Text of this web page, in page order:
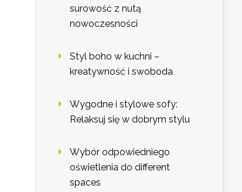
surowość z nutą
nowoczesności
Styl boho w kuchni –
kreatywność i swoboda
Wygodne i stylowe sofy:
Relaksuj się w dobrym stylu
Wybór odpowiedniego
oświetlenia do different
spaces